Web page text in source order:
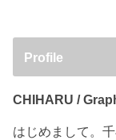
Profile
CHIHARU /
はじめまして。